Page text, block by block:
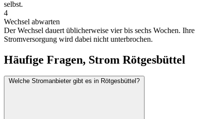
selbst.
4
Wechsel abwarten
Der Wechsel dauert üblicherweise vier bis sechs Wochen. Ihre
Stromversorgung wird dabei nicht unterbrochen.
Häufige Fragen, Strom Rötgesbüttel
Welche Stromanbieter gibt es in Rötgesbüttel?